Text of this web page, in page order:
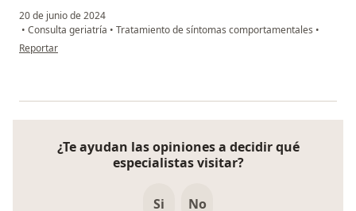
20 de junio de 2024
• Consulta geriatría • Tratamiento de síntomas comportamentales •
en opinión del usuario Bernarda de Jesús Villada Castañeda
Reportar
¿Te ayudan las opiniones a decidir qué
especialistas visitar?
Si No